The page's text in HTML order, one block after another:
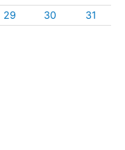
29 30
31